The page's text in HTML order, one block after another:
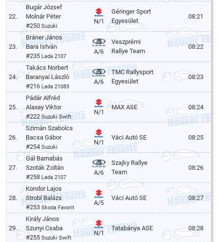
22.
Bugár József
Molnár Péter
#250Suzuki
N/1
Géringer Sport
Egyesület
08:21
23.
Bráner János
Bara István
#235 Lada 2107
A/6
Veszprémi
Rallye Team
08:22
24.
Takács Norbert
Baranyai László
#216 Lada 21083
A/6
TMC Rallysport
Egyesület
08:23
25.
Pádár Alfréd
Alaxay Viktor
#222Suzuki Swift
N/1
MAX ASE 08:24
26.
Szimán Szabolcs
Bacsa Gábor
#254Suzuki
N/1
Váci Autó SE 08:25
27.
Gál Barnabás
Szoták Zoltán
#258 Lada 2107
A/6
Szajky Rallye
Team
08:26
28.
Kondor Lajos
Strobl Balázs
#253Skoda Favorit
A/5
Váci Autó SE 08:27
29.
Király János
Szunyi Csaba
#255Suzuki Swift
N/1
Tatabánya ASE 08:28